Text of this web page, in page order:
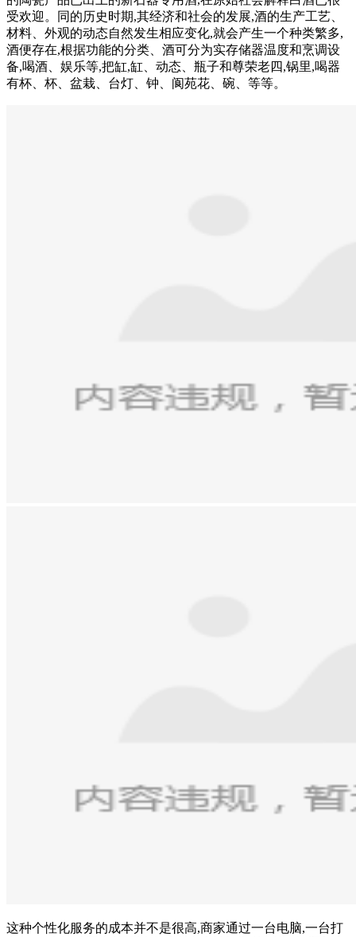
受欢迎。同的历史时期,其经济和社会的发展,酒的生产工艺、
材料、外观的动态自然发生相应变化,就会产生一个种类繁多,
酒便存在,根据功能的分类、酒可分为实存储器温度和烹调设
备,喝酒、娱乐等,把缸,缸、动态、瓶子和尊荣老四,锅里,喝器
有杯、杯、盆栽、台灯、钟、阆苑花、碗、等等。
这种个性化服务的成本并不是很高,商家通过一台电脑,一台打